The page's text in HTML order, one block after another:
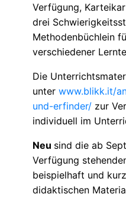
Verfügung,
drei
Methodenbüchlein
verschiedener
Die
unter www.blikk.it/
und-erfinder/ zur
individuell im
Neu sind die ab
Verfügung
beispielhaft und
didaktischen